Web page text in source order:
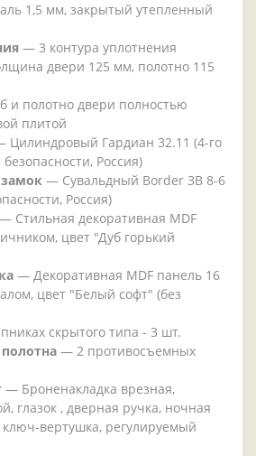
1,5 мм, закрытый утепленный
— 3 контура уплотнения
двери 125 мм, полотно 115
и полотно двери полностью
плитой
Цилиндровый Гардиан 32.11 (4-го
Россия)
— Сувальдный Border ЗВ 8-6
Россия)
— Стильная декоративная MDF
цвет "Дуб горький
— Декоративная MDF панель 16
цвет "Белый софт" (без
скрытого типа - 3 шт.
— 2 противосъемных
— Броненакладка врезная,
глазок , дверная ручка, ночная
вертушка, регулируемый